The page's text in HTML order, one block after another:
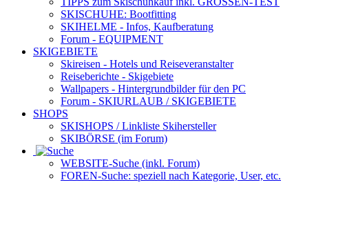
SKISCHUHE: Bootfitting
SKIHELME - Infos, Kaufberatung
Forum - EQUIPMENT
SKIGEBIETE
Skireisen - Hotels und Reiseveranstalter
Reiseberichte - Skigebiete
Wallpapers - Hintergrundbilder für den PC
Forum - SKIURLAUB / SKIGEBIETE
SHOPS
SKISHOPS / Linkliste Skihersteller
SKIBÖRSE (im Forum)
WEBSITE-Suche (inkl. Forum)
FOREN-Suche: speziell nach Kategorie, User, etc.